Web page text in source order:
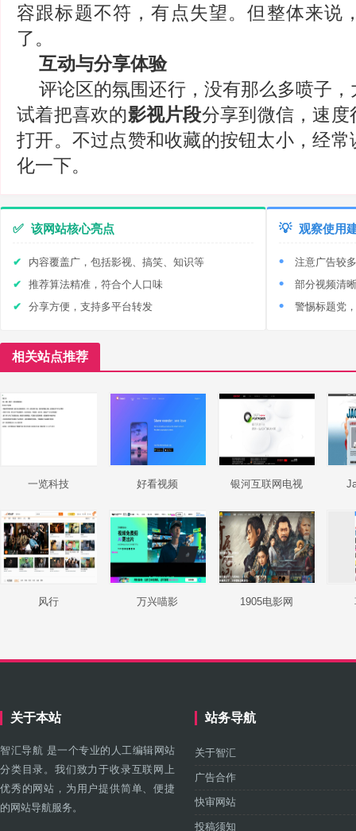
容跟标题不符，有点失望。但整体来说
了。
互动与分享体验
评论区的氛围还行，没有那么多喷子
试着把喜欢的影视片段分享到微信，速
打开。不过点赞和收藏的按钮太小，经
化一下。
✅ 该网站核心亮点
内容覆盖广，包括影视、搞笑、知识等
推荐算法精准，符合个人口味
分享方便，支持多平台转发
💡 观察使用
注意广告较
部分视频清
警惕标题党
相关站点推荐
一览科技 好看视频 银河互联网电视
风行 万兴喵影 1905电影网
关于本站
智汇导航 是一个专业的人工编辑网站
分类目录。我们致力于收录互联网上
优秀的网站，为用户提供简单、便捷
的网站导航服务。
站务导航
关于智汇
广告合作
快审网站
投稿须知